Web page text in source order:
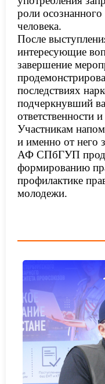
роли
человека.
После
интересующие
завершение
последствиях
подчеркнувший
ответственности
Участникам
и именно от него
АФ СПбГУП
формированию
профилактике
молодежи.